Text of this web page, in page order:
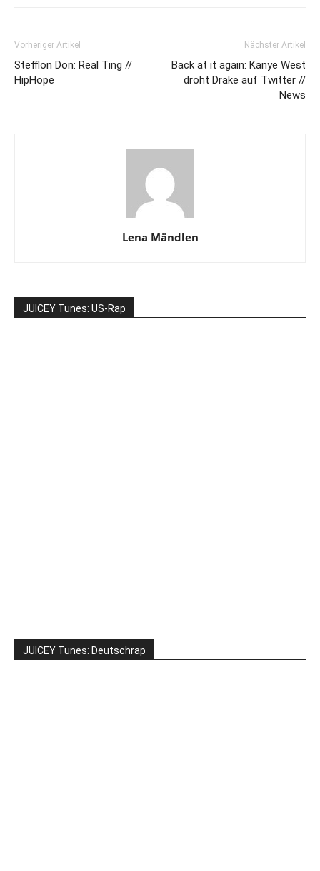
Vorheriger Artikel
Stefflon Don: Real Ting //
HipHope
Nächster Artikel
Back at it again: Kanye West
droht Drake auf Twitter //
News
Lena Mändlen
JUICEY Tunes: US-Rap
JUICEY Tunes: Deutschrap